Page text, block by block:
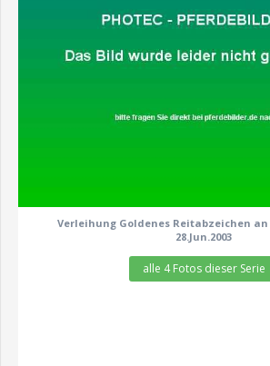
Verleihung Goldenes Reitabzeichen
28.Jun.2003
alle 4 Fotos dieser Serie